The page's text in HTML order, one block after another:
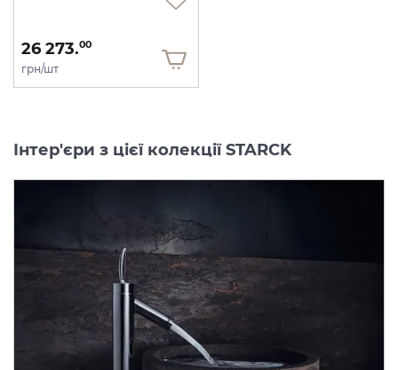
26 273.00
грн/шт
Інтер'єри з цієї колекції STARCK